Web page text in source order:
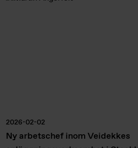
2026-02-02
Ny arbetschef inom Veidekkes